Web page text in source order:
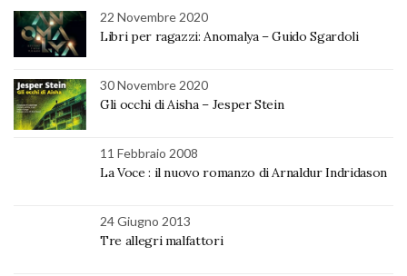
22 Novembre 2020
Libri per ragazzi: Anomalya – Guido Sgardoli
30 Novembre 2020
Gli occhi di Aisha – Jesper Stein
11 Febbraio 2008
La Voce : il nuovo romanzo di Arnaldur Indridason
24 Giugno 2013
Tre allegri malfattori